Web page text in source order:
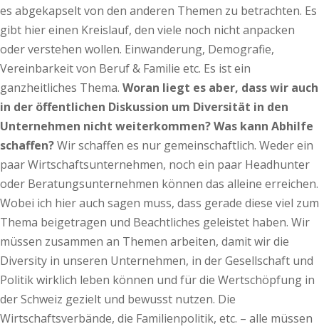
es abgekapselt von den anderen Themen zu betrachten. Es
gibt hier einen Kreislauf, den viele noch nicht anpacken
oder verstehen wollen. Einwanderung, Demografie,
Vereinbarkeit von Beruf & Familie etc. Es ist ein
ganzheitliches Thema. Woran liegt es aber, dass wir auch
in der öffentlichen Diskussion um Diversität in den
Unternehmen nicht weiterkommen? Was kann Abhilfe
schaffen?Wir schaffen es nur gemeinschaftlich. Weder ein
paar Wirtschaftsunternehmen, noch ein paar Headhunter
oder Beratungsunternehmen können das alleine erreichen.
Wobei ich hier auch sagen muss, dass gerade diese viel zum
Thema beigetragen und Beachtliches geleistet haben. Wir
müssen zusammen an Themen arbeiten, damit wir die
Diversity in unseren Unternehmen, in der Gesellschaft und
Politik wirklich leben können und für die Wertschöpfung in
der Schweiz gezielt und bewusst nutzen. Die
Wirtschaftsverbände, die Familienpolitik, etc. – alle müssen